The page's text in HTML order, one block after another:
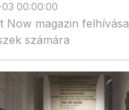
03 00:00:00
Now magazin felhívása
számára